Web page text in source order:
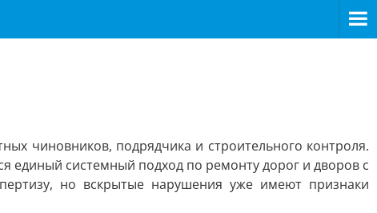
чиновников, подрядчика и строительного контроля.
единый системный подход по ремонту дорог и дворов с
но вскрытые нарушения уже имеют признаки